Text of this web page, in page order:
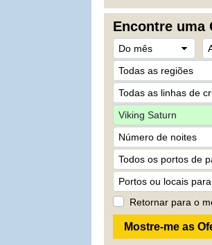
Encontre uma
Retornar para o